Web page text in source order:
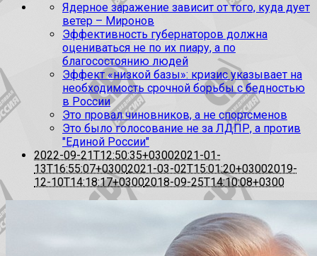
Ядерное заражение зависит от того, куда дует
ветер – Миронов
Эффективность губернаторов должна
оцениваться не по их пиару, а по
благосостоянию людей
Эффект «низкой базы»: кризис указывает на
необходимость срочной борьбы с бедностью
в России
Это провал чиновников, а не спортсменов
Это было голосование не за ЛДПР, а против
"Единой России"
2022-09-21T12:50:35+03002021-01-
13T16:55:07+03002021-03-02T15:01:20+03002019-
12-10T14:18:17+03002018-09-25T14:10:08+0300